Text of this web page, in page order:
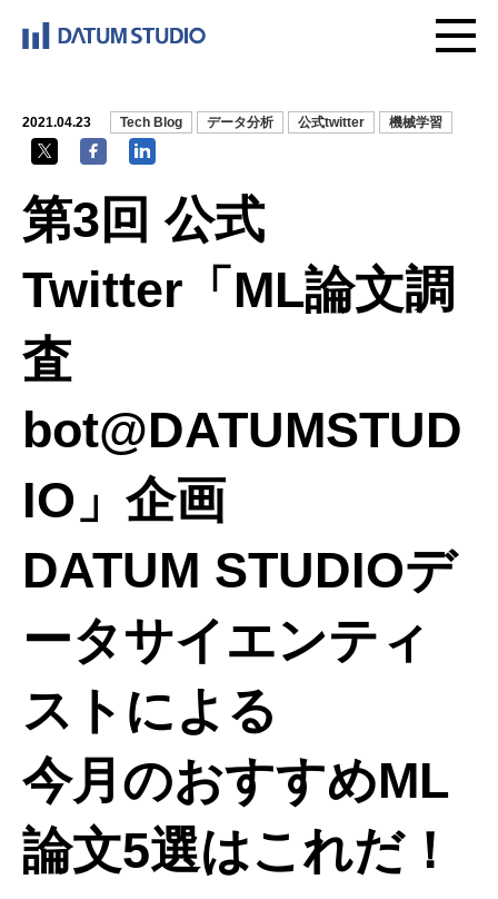
2021.04.23 Tech Blog データ分析 公式twitter 機械学習
第3回 公式
Twitter「ML論文調
査
bot@DATUMSTUD
IO」企画
DATUM STUDIOデ
ータサイエンティ
ストによる
今月のおすすめML
論文5選はこれだ！